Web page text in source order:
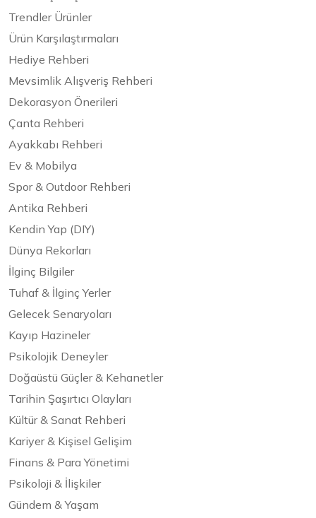
Trendler Ürünler
Ürün Karşılaştırmaları
Hediye Rehberi
Mevsimlik Alışveriş Rehberi
Dekorasyon Önerileri
Çanta Rehberi
Ayakkabı Rehberi
Ev & Mobilya
Spor & Outdoor Rehberi
Antika Rehberi
Kendin Yap (DIY)
Dünya Rekorları
İlginç Bilgiler
Tuhaf & İlginç Yerler
Gelecek Senaryoları
Kayıp Hazineler
Psikolojik Deneyler
Doğaüstü Güçler & Kehanetler
Tarihin Şaşırtıcı Olayları
Kültür & Sanat Rehberi
Kariyer & Kişisel Gelişim
Finans & Para Yönetimi
Psikoloji & İlişkiler
Gündem & Yaşam